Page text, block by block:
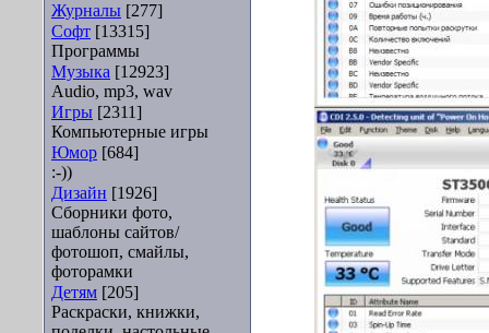
Журналы [277]
Софт [13315]
Программы
Музыка [12923]
Audio, mp3, wav
Игры [2311]
Компьютерные игры
Юмор [684]
:-))
Дизайн [1926]
Сборники фото,
шаблоны сайтов/
фотошоп, смайлы,
фоторамки
Детям [205]
Раскраски, книжки,